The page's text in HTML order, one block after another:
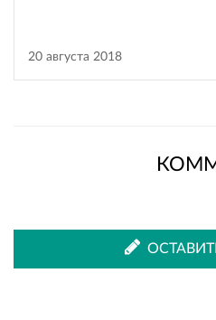
20 августа 2018